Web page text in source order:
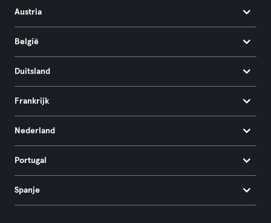
Austria
België
Duitsland
Frankrijk
Nederland
Portugal
Spanje